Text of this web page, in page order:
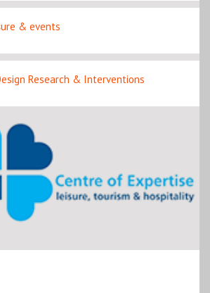
& events
Research & Interventions